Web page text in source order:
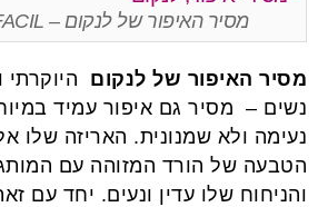
מסיר האיפור של לנקום – BI FACIL – היוקרתי
מסיר האיפור של לנקום
נשים – מסיר גם איפור עמיד
נעימה ולא שמנונית. האריזה שלו
הטבעה של הורד המזוהה עם
והניחוח שלו עדין ונעים. יחד עם